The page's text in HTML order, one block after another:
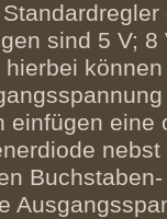
sind 5 V;
einfügen eine